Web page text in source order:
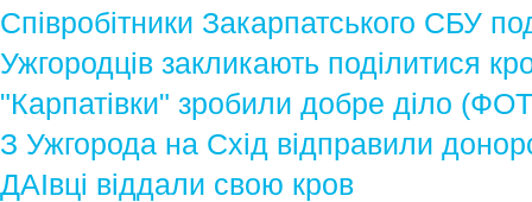
Співробітники Закарпатського СБУ
Ужгородців закликають поділитися
"Карпатівки" зробили добре діло
З Ужгорода на Схід відправили
ДАІвці віддали свою кров